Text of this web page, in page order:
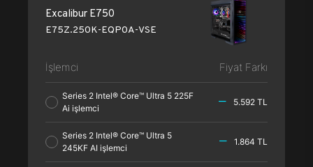
Excalibur E750
E75Z.250K-EQP0A-VSE
İşlemci Fiyat Farkı
Series 2 Intel® Core™ Ultra 5 225F
Ai işlemci
5.592 TL
Series 2 Intel® Core™ Ultra 5
245KF AI işlemci
1.864 TL